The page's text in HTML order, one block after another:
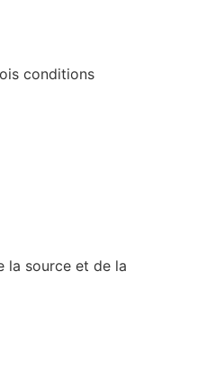
conditions
la source et de la